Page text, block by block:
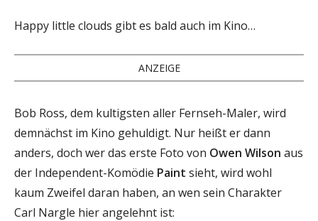
Happy little clouds gibt es bald auch im Kino…
ANZEIGE
Bob Ross, dem kultigsten aller Fernseh-Maler, wird
demnächst im Kino gehuldigt. Nur heißt er dann
anders, doch wer das erste Foto von Owen Wilson aus
der Independent-Komödie Paint sieht, wird wohl
kaum Zweifel daran haben, an wen sein Charakter
Carl Nargle hier angelehnt ist: